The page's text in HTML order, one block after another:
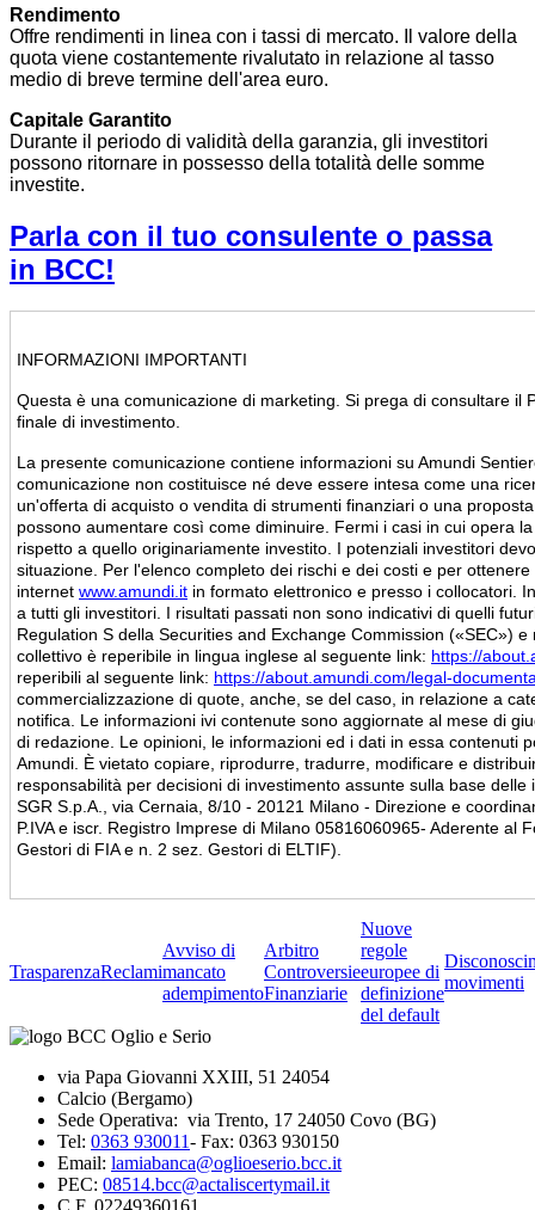
Rendimento
Offre rendimenti in linea con i tassi di mercato. Il valore della
quota viene costantemente rivalutato in relazione al tasso
medio di breve termine dell'area euro.
Capitale Garantito
Durante il periodo di validità della garanzia, gli investitori
possono ritornare in possesso della totalità delle somme
investite.
Parla con il tuo consulente o passa
in BCC!
INFORMAZIONI IMPORTANTI
Questa è una comunicazione di marketing. Si prega di consultare
finale di investimento.
La presente comunicazione contiene informazioni su Amundi
comunicazione non costituisce né deve essere intesa come una
un'offerta di acquisto o vendita di strumenti finanziari o una
possono aumentare così come diminuire. Fermi i casi in cui opera
rispetto a quello originariamente investito. I potenziali investitori
situazione. Per l'elenco completo dei rischi e dei costi e per
internet www.amundi.it in formato elettronico e presso i collocatori.
a tutti gli investitori. I risultati passati non sono indicativi di quelli
Regulation S della Securities and Exchange Commission («SEC»)
collettivo è reperibile in lingua inglese al seguente link: https://
reperibili al seguente link: https://about.amundi.com/legal-
commercializzazione di quote, anche, se del caso, in relazione a
notifica. Le informazioni ivi contenute sono aggiornate al mese di
di redazione. Le opinioni, le informazioni ed i dati in essa contenuti
Amundi. È vietato copiare, riprodurre, tradurre, modificare e
responsabilità per decisioni di investimento assunte sulla base
SGR S.p.A., via Cernaia, 8/10 - 20121 Milano - Direzione e
P.IVA e iscr. Registro Imprese di Milano 05816060965- Aderente
Gestori di FIA e n. 2 sez. Gestori di ELTIF).
TrasparenzaReclami
Avviso di
mancato
adempimento
Arbitro
Controversie
Finanziarie
Nuove
regole
europee di
definizione
del default
movimenti
via Papa Giovanni XXIII, 51 24054
Calcio (Bergamo)
Sede Operativa: via Trento, 17 24050 Covo (BG)
Tel: 0363 930011- Fax: 0363 930150
Email: lamiabanca@oglioeserio.bcc.it
PEC: 08514.bcc@actaliscertymail.it
C.F. 02249360161